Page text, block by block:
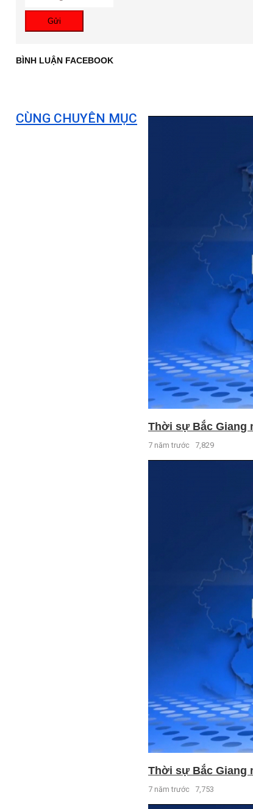
Gửi
BÌNH LUẬN FACEBOOK
CÙNG CHUYÊN MỤC
Thời sự Bắc Giang
7 năm trước 7,829
Thời sự Bắc Giang
7 năm trước 7,753